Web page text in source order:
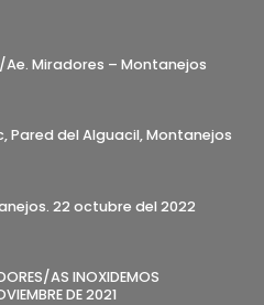
Ae. Miradores – Montanejos
Pared del Alguacil, Montanejos
22 octubre del 2022
AS INOXIDEMOS
DE 2021